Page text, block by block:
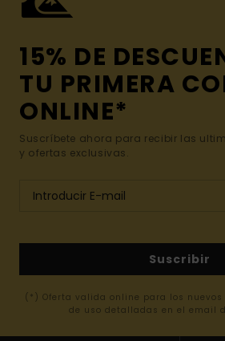
15% DE
TU PRIMERA
ONLINE*
Suscríbete ahora para recibir las
y ofertas exclusivas.
Suscribir
(*) Oferta valida online para los nuevos
de uso detalladas en el email